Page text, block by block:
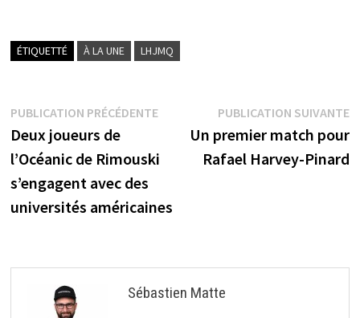
ÉTIQUETTÉ À LA UNE LHJMQ
Navigation
de
l’article
PUBLICATION PRÉCÉDENTEPublication
précédente :
Deux joueurs de
l’Océanic de Rimouski
s’engagent avec des
universités américaines
PUBLICATION SUIVANTE
Un premier match pour
Rafael Harvey-Pinard
Sébastien Matte